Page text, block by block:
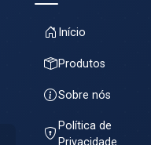
Início
Produtos
Sobre nós
Política de
Privacidade